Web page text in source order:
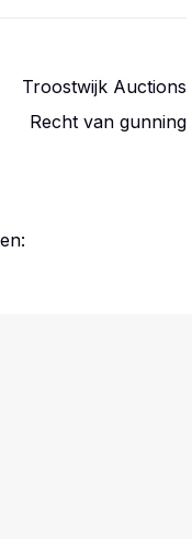
Troostwijk Auctions
Recht van gunning